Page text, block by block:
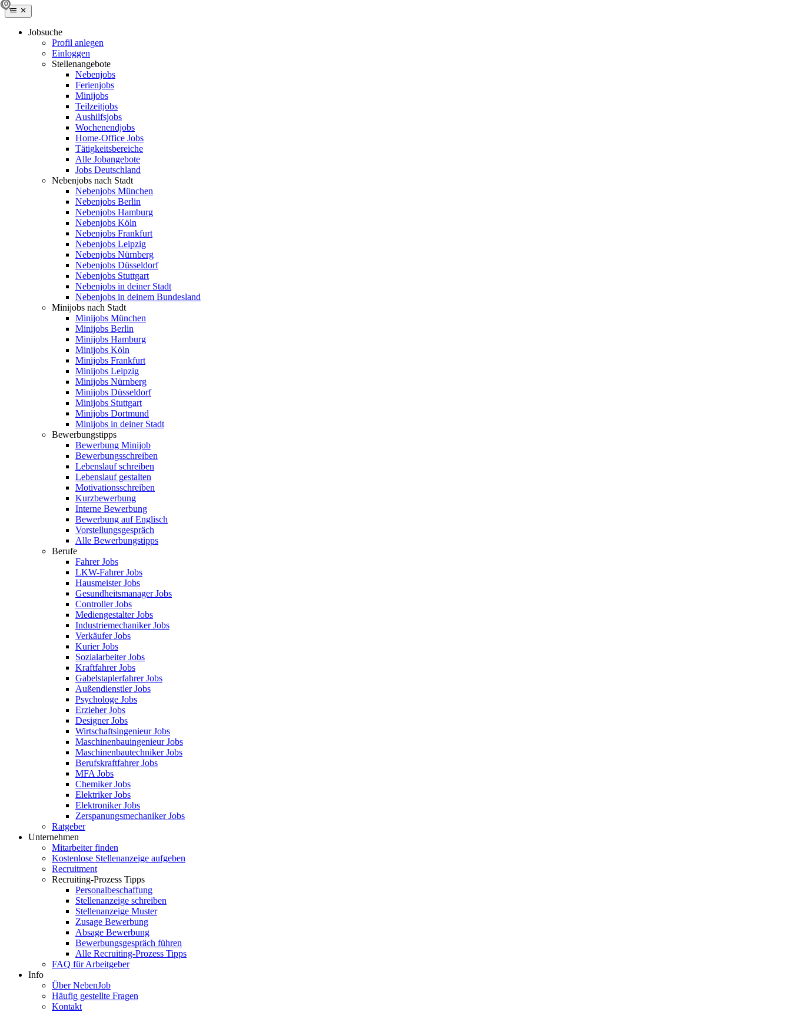
Jobsuche
Profil anlegen
Einloggen
Stellenangebote
Nebenjobs
Ferienjobs
Minijobs
Teilzeitjobs
Aushilfsjobs
Wochenendjobs
Home-Office Jobs
Tätigkeitsbereiche
Alle Jobangebote
Jobs Deutschland
Nebenjobs nach Stadt
Nebenjobs München
Nebenjobs Berlin
Nebenjobs Hamburg
Nebenjobs Köln
Nebenjobs Frankfurt
Nebenjobs Leipzig
Nebenjobs Nürnberg
Nebenjobs Düsseldorf
Nebenjobs Stuttgart
Nebenjobs in deiner Stadt
Nebenjobs in deinem Bundesland
Minijobs nach Stadt
Minijobs München
Minijobs Berlin
Minijobs Hamburg
Minijobs Köln
Minijobs Frankfurt
Minijobs Leipzig
Minijobs Nürnberg
Minijobs Düsseldorf
Minijobs Stuttgart
Minijobs Dortmund
Minijobs in deiner Stadt
Bewerbungstipps
Bewerbung Minijob
Bewerbungsschreiben
Lebenslauf schreiben
Lebenslauf gestalten
Motivationsschreiben
Kurzbewerbung
Interne Bewerbung
Bewerbung auf Englisch
Vorstellungsgespräch
Alle Bewerbungstipps
Berufe
Fahrer Jobs
LKW-Fahrer Jobs
Hausmeister Jobs
Gesundheitsmanager Jobs
Controller Jobs
Mediengestalter Jobs
Industriemechaniker Jobs
Verkäufer Jobs
Kurier Jobs
Sozialarbeiter Jobs
Kraftfahrer Jobs
Gabelstaplerfahrer Jobs
Außendienstler Jobs
Psychologe Jobs
Erzieher Jobs
Designer Jobs
Wirtschaftsingenieur Jobs
Maschinenbauingenieur Jobs
Maschinenbautechniker Jobs
Berufskraftfahrer Jobs
MFA Jobs
Chemiker Jobs
Elektriker Jobs
Elektroniker Jobs
Zerspanungsmechaniker Jobs
Ratgeber
Unternehmen
Mitarbeiter finden
Kostenlose Stellenanzeige aufgeben
Recruitment
Recruiting-Prozess Tipps
Personalbeschaffung
Stellenanzeige schreiben
Stellenanzeige Muster
Zusage Bewerbung
Absage Bewerbung
Bewerbungsgespräch führen
Alle Recruiting-Prozess Tipps
FAQ für Arbeitgeber
Info
Über NebenJob
Häufig gestellte Fragen
Kontakt